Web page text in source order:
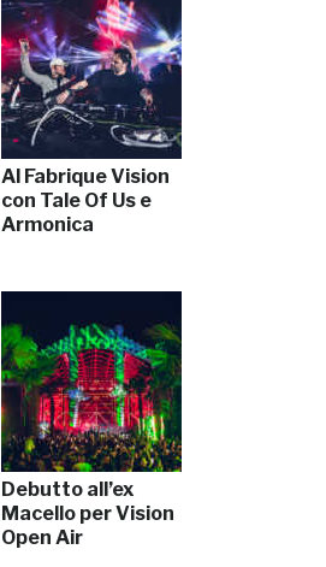
Al Fabrique Vision
con Tale Of Us e
Armonica
Debutto all’ex
Macello per Vision
Open Air